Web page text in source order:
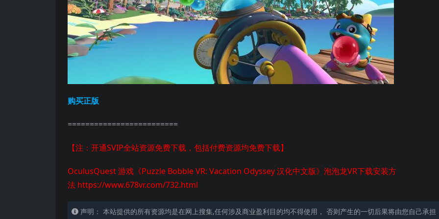
购买正版
=========================
【注：开通SVIP全站资源免费下载，包括付费资源均免费下载】
OculusQuest 游戏《Puzzle Bobble VR: Vacation Odyssey 汉化中文版》泡泡龙VR下载安装方
法 https://www.678vr.com/732.html
声明： 本站提供的所有资源均是在网上搜集,任何涉及商业盈利目的均不得使用， 否则产生的一切后果将由您自己承担